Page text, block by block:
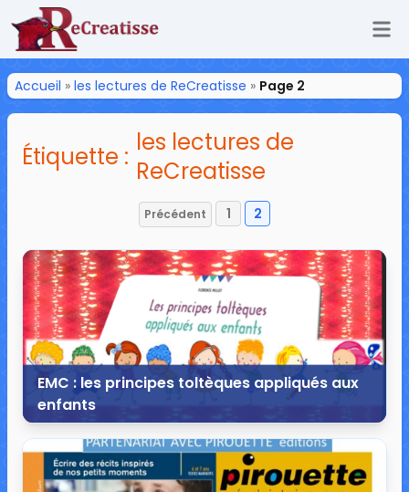
ReCreatisse
Accueil » les lectures de ReCreatisse » Page 2
Étiquette : les lectures de
ReCreatisse
Pagination
des
publications
Précédent 1 2
EMC : les principes toltèques appliqués aux
enfants
26 décembre 2017
35 commentaires 149 875 vues